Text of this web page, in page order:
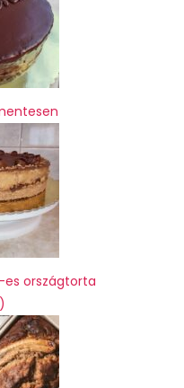
es országtorta